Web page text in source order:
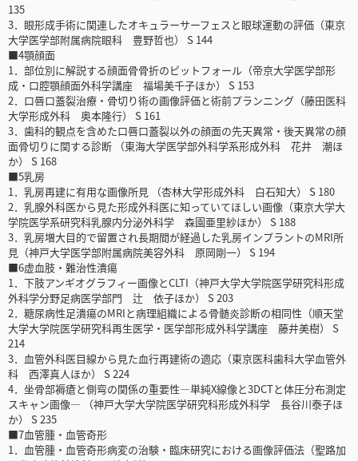
135
3．眼形成手術に関連したオキュラーサーフェスと眼球運動の評価（東京
大学医学部附属病院眼科 豊野哲也） S 144
■4顎顔面
1．部位別に解説する顔面骨骨折のピットフォール（帝京大学医学部形
成・口腔顎顔面外科学講座 福場美千子ほか） S 153
2．口唇口蓋裂治療・骨切り術の画像評価と術前プランニング（藤田医科
大学形成外科 奥本隆行） S 161
3．歯科的観点を含めた口唇口蓋裂以外の顔面の先天異常・後天異常の顔
面骨切りに関する診断 （東海大学医学部外科学系形成外科 花井 潮ほ
か） S 168
■5乳房
1．乳房再建に有用な画像所見 （杏林大学形成外科 白石知大） S 180
2．乳腺外科医から見た形成外科医に知っていてほしい画像（東京大学大
学院医学系研究科乳腺内分泌外科学 森園亜里紗ほか） S 188
3．乳房増大目的で留置され長期間が経過した乳房インプラントのMRI所
見（神戸大学医学部附属病院美容外科 原岡剛一） S 194
■6虚血肢・難治性潰瘍
1．下肢アンギオグラフィー画像とCLTI（神戸大学大学院医学研究科形成
外科学分野足病医学部門 辻 依子ほか） S 203
2．糖尿病性足潰瘍のMRIと病理組織による骨髄炎診断の相同性（順天堂
大学大学院医学研究科再生医学・医学部形成外科学講座 藤井美樹） S
214
3．血管外科医目線から見た血行再建術の適応（東京医科歯科大学血管外
科 西澤真人ほか） S 224
4．坐骨部褥瘡と側弯の関係の重要性―単純X線像と3DCTと体圧分布測定
スキャン画像― （神戸大学大学院医学研究科形成外科学 長谷川泰子ほ
か） S 235
■7血管腫・血管奇形
1．血管腫・血管奇形病変の治験・臨床研究における画像評価法（聖路加